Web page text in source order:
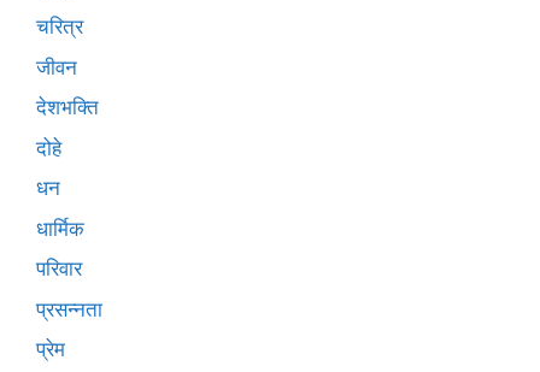
चरित्र
जीवन
देशभक्ति
दोहे
धन
धार्मिक
परिवार
प्रसन्नता
प्रेम